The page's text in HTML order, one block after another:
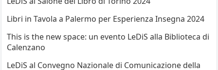
Libri in Tavola a Palermo per Esperienza Insegna 2024
This is the new space: un evento LeDiS alla Biblioteca di
Calenzano
LeDiS al Convegno Nazionale di Comunicazione della